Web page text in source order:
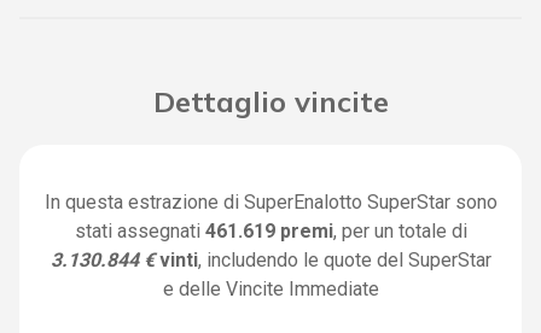
Dettaglio vincite
In questa estrazione di SuperEnalotto SuperStar sono
stati assegnati 461.619 premi, per un totale di
3.130.844 € vinti, includendo le quote del SuperStar
e delle Vincite Immediate